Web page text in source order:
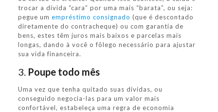
trocar a dívida “cara” por uma mais “barata”, ou seja:
pegue umempréstimo consignado (que é descontado
diretamente do contracheque) ou com garantia de
bens, estes têm juros mais baixos e parcelas mais
longas, dando à você o fôlego necessário para ajustar
sua vida financeira.
3. Poupe todo mês
Uma vez que tenha quitado suas dívidas, ou
conseguido negocia-las para um valor mais
confortável, estabeleça uma regra de economia